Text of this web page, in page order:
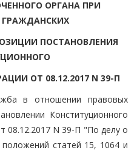
ОРГАНА ПРИ
ПОСТАНОВЛЕНИЯ
ОТ 08.12.2017 N 39-П
в отношении правовых
Конституционного
08.12.2017 N 39-П "По делу о
статей 15, 1064 и